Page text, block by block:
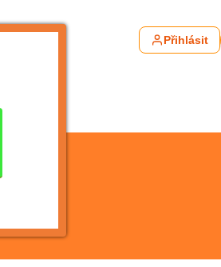
Přihlásit